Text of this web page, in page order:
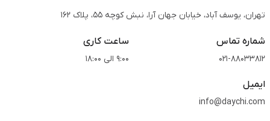
تهران، یوسف آباد، خیابان جهان آرا، نبش کوچه 55، پلاک 162
شماره تماس
021-88033812
ساعت کاری
9:00 الی 18:00
ایمیل
info@daychi.com